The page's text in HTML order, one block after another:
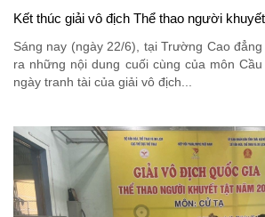
Kết thúc giải vô địch Thể thao người
Sáng nay (ngày 22/6), tại Trường Cao
ra những nội dung cuối cùng của môn
ngày tranh tài của giải vô địch...